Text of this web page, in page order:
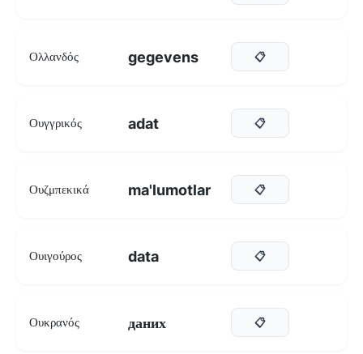
Ολλανδός gegevens 📋
Ουγγρικός adat 📋
Ουζμπεκικά ma'lumotlar 📋
Ουιγούρος data 📋
Ουκρανός даних 📋